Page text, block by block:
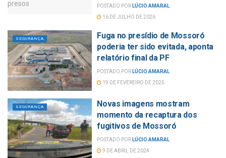
POSTADO POR LÚCIO AMARAL
16 DE JULHO DE 2026
SEGURANÇA
Fuga no presídio de Mossoró
poderia ter sido evitada, aponta
relatório final da PF
POSTADO POR LÚCIO AMARAL
19 DE FEVEREIRO DE 2025
SEGURANÇA
Novas imagens mostram
momento da recaptura dos
fugitivos de Mossoró
POSTADO POR LÚCIO AMARAL
9 DE ABRIL DE 2024